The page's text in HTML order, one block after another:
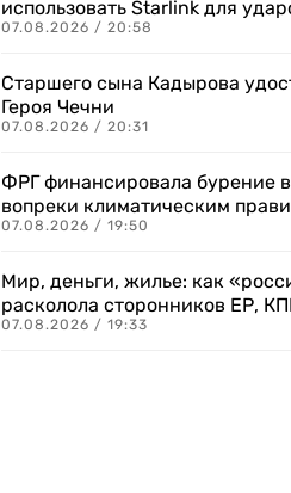
использовать Starlink для
07.08.2026 / 20:58
Старшего сына Кадырова
Героя Чечни
07.08.2026 / 20:31
ФРГ финансировала бурение
вопреки климатическим
07.08.2026 / 19:50
Мир, деньги, жилье: как
расколола сторонников ЕР,
07.08.2026 / 19:33